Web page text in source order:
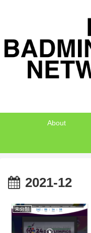
About
2021-12
未分類